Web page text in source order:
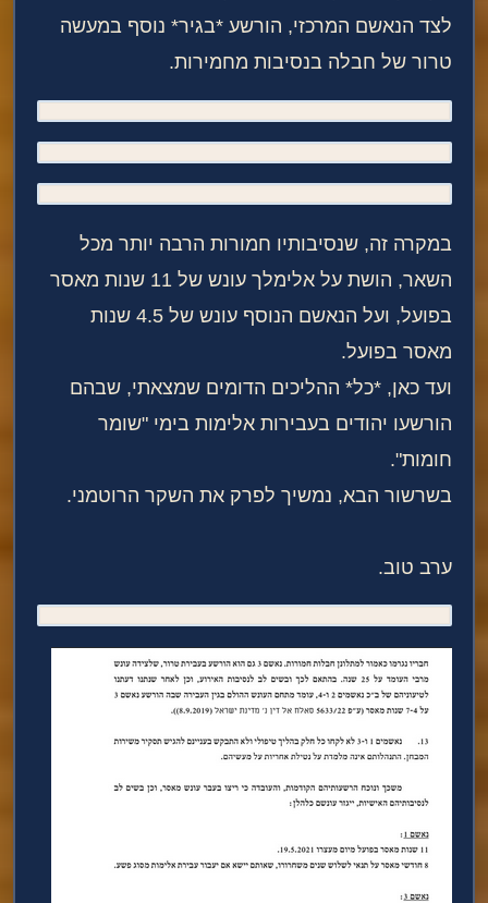
לצד הנאשם המרכזי, הורשע *בגיר* נוסף במעשה
טרור של חבלה בנסיבות מחמירות.
במקרה זה, שנסיבותיו חמורות הרבה יותר מכל
השאר, הושת על אלימלך עונש של 11 שנות מאסר
בפועל, ועל הנאשם הנוסף עונש של 4.5 שנות
מאסר בפועל.
ועד כאן, *כל* ההליכים הדומים שמצאתי, שבהם
הורשעו יהודים בעבירות אלימות בימי "שומר
חומות".
בשרשור הבא, נמשיך לפרק את השקר הרוטמני.
ערב טוב.